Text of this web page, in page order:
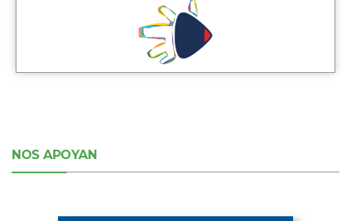
NOS APOYAN